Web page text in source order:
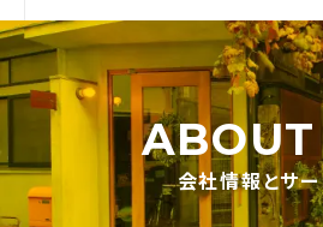
会社情報とサ